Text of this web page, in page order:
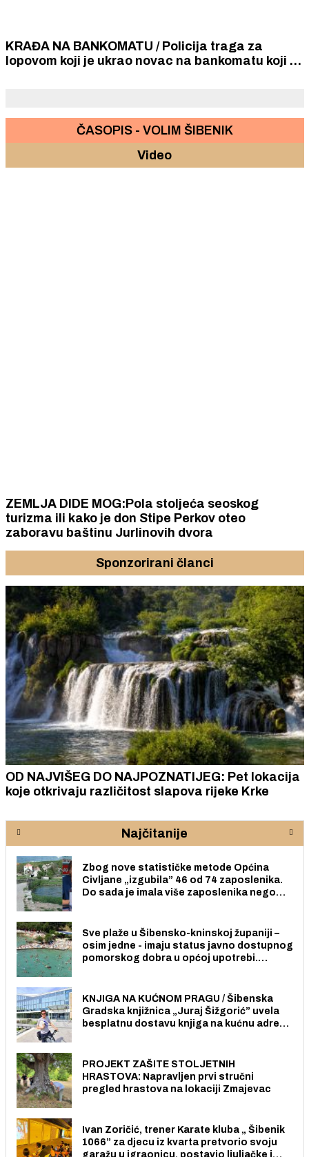
KRAĐA NA BANKOMATU / Policija traga za
lopovom koji je ukrao novac na bankomatu koji je
ČASOPIS - VOLIM ŠIBENIK
Video
ZEMLJA DIDE MOG:Pola stoljeća seoskog
turizma ili kako je don Stipe Perkov oteo
zaboravu baštinu Jurlinovih dvora
Sponzorirani članci
OD NAJVIŠEG DO NAJPOZNATIJEG: Pet lokacija
koje otkrivaju različitost slapova rijeke Krke
Najčitanije
Zbog nove statističke metode Općina
Civljane „izgubila” 46 od 74 zaposlenika.
Do sada je imala više zaposlenika nego
Sve plaže u Šibensko-kninskoj županiji –
osim jedne - imaju status javno dostupnog
pomorskog dobra u općoj upotrebi.
KNJIGA NA KUĆNOM PRAGU / Šibenska
Gradska knjižnica „Juraj Šižgorić” uvela
besplatnu dostavu knjiga na kućnu adresu
PROJEKT ZAŠITE STOLJETNIH
HRASTOVA: Napravljen prvi stručni
pregled hrastova na lokaciji Zmajevac
Ivan Zoričić, trener Karate kluba „ Šibenik
1066” za djecu iz kvarta pretvorio svoju
garažu u igraonicu, postavio ljuljačke i